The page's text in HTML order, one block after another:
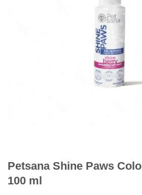
Petsana Shine Paws
100 ml